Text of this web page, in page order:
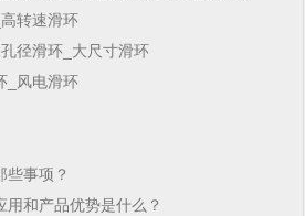
转速滑环
径滑环_大尺寸滑环
_风电滑环
些事项？
用和产品优势是什么？